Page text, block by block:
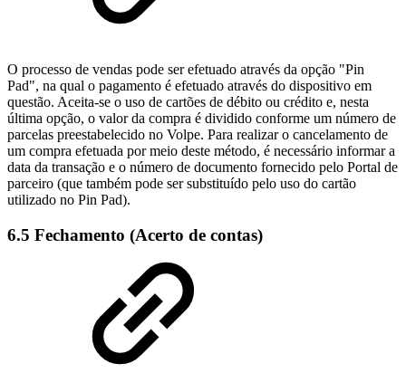
O processo de vendas pode ser efetuado através da opção "Pin
Pad", na qual o pagamento é efetuado através do dispositivo em
questão. Aceita-se o uso de cartões de débito ou crédito e, nesta
última opção, o valor da compra é dividido conforme um número de
parcelas preestabelecido no Volpe. Para realizar o cancelamento de
um compra efetuada por meio deste método, é necessário informar a
data da transação e o número de documento fornecido pelo Portal de
parceiro (que também pode ser substituído pelo uso do cartão
utilizado no Pin Pad).
6.5 Fechamento (Acerto de contas)